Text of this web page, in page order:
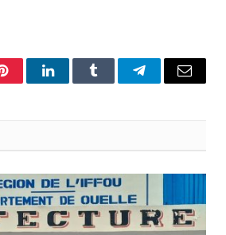
PinterestLinkedInTumblr TelegramEmail